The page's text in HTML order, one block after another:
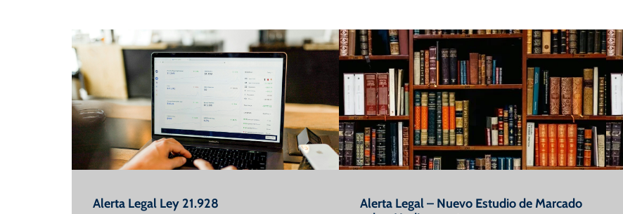
Alerta Legal Ley 21.928
Alerta Legal – Nuevo Estudio de Marcado